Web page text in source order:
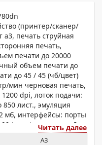
(принтер/сканер/
печать струйная
печать,
печати до 20000
объем печати до
до 45 / 45 (чб/цвет)
мин черновая печать,
dpi, лоток подачи:
850 лист., эмуляция
мб, интерфейсы: порты
base-tx, сенсорный
оригиналов
Читать далее
A3